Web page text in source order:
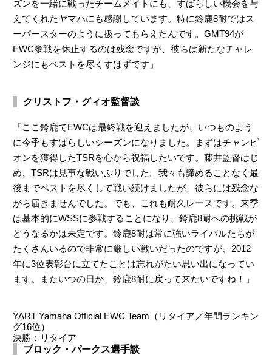
ズンを一緒に戦ったチームメイトにも、すばらしい機会を与
えてくれたヤマハにも感謝しています。特に鈴鹿8耐ではス
ーパースターのように扱ってもらえたんです。GMT94が
EWC参戦を休止するのは残念ですが、彼らは新たなチャレ
ンジにもベストを尽くすはずです」
クリストフ・グィオ監督談
「ここ鈴鹿でEWCは最終戦を迎えましたが、いつものよう
に今季もすばらしいシーズンになりました。まずはチャンピ
オンを獲得したTSRを心から祝福したいです。藤井監督はじ
め、TSRは見事な戦いぶりでした。我々も諦めることなく最
後までベストを尽くして戦い続けましたが、彼らには残念な
がら届きませんでした。でも、これも耐久レースです。来季
は基本的にWSSに参戦することになり、鈴鹿8耐への挑戦が
どうなるかは未定です。鈴鹿8耐は常に強いライバルたちが
たくさんいるので非常に厳しい戦いだったのですが、2012
年に3位表彰台に立てたことは忘れがたい思い出になってい
ます。またいつの日か、鈴鹿8耐に戻って来たいですね！」
YART Yamaha Official EWC Team（リタイア／年間ランキン
グ16位）
決勝：リタイア
ブロック・パークス選手談